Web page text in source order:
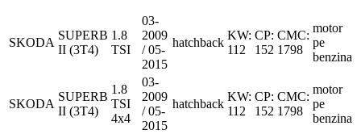
SKODA
SUPERB
II (3T4)
1.8
TSI
03-
2009
/ 05-
2015
hatchback
KW:
112
CP:
152
CMC:
1798
motor
pe
benzina
SKODA
SUPERB
II (3T4)
1.8
TSI
4x4
03-
2009
/ 05-
2015
hatchback
KW:
112
CP:
152
CMC:
1798
motor
pe
benzina